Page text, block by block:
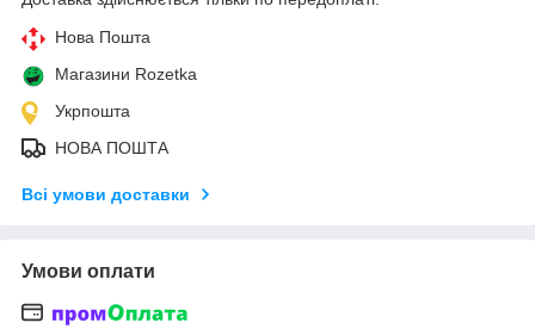
Нова Пошта
Магазини Rozetka
Укрпошта
НОВА ПОШТА
Всі умови доставки
Умови оплати